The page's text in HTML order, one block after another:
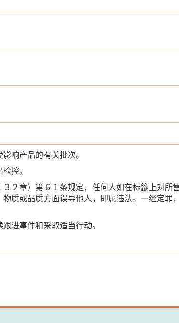
响产品的有关批次。
控。
２章）第６１条规定，任何人如在标籤上对所
质或品质方面误导他人，即属违法。一经定罪
进事件和采取适当行动。